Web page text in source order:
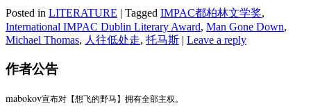
Posted in LITERATURE | Tagged IMPAC都柏林文学奖,
International IMPAC Dublin Literary Award, Man Gone Down,
Michael Thomas, 人往低处走, 托马斯 | Leave a reply
作者公告
mabokov宣布对【想飞的野马】拥有全部主权。